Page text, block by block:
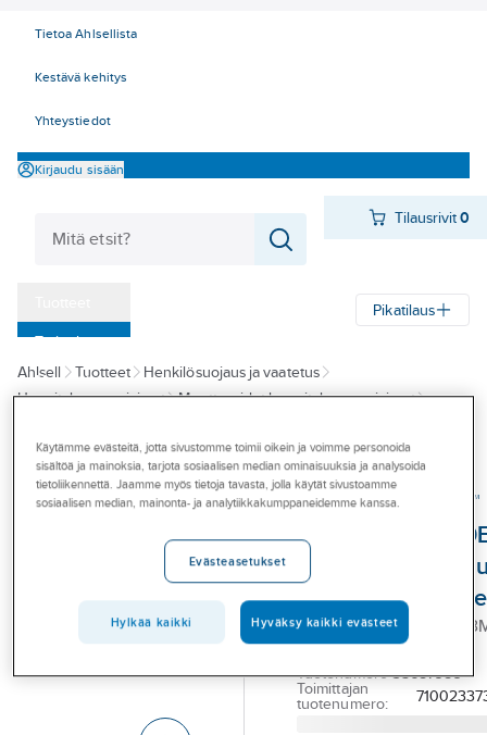
Tietoa Ahlsellista
Kestävä kehitys
Yhteystiedot
Kirjaudu sisään
Tilausrivit 0
‎Tarjoukset
Myymälät
Konseptit
Palvelut
Pikatilaus
Ahlsell Tuotteet
Henkilösuojaus ja vaatetus
Hengityksensuojaimet
Moottoroidut hengityksensuojaimet
3M
Puhallinsarja 3M™
Versaflo™ TR-
PSK
PUHALLINSRJ TR-800
TR800EPSK
Tuotenumero 35687989
Toimittajan
tuotenumero:
Käytämme evästeitä, jotta sivustomme toimii oikein ja voimme personoida
sisältöä ja mainoksia, tarjota sosiaalisen median ominaisuuksia ja analysoida
tietoliikennettä. Jaamme myös tietoja tavasta, jolla käytät sivustoamme
sosiaalisen median, mainonta- ja analytiikkakumppaneidemme kanssa.
Evästeasetukset
Hylkää kaikki Hyväksy kaikki evästeet